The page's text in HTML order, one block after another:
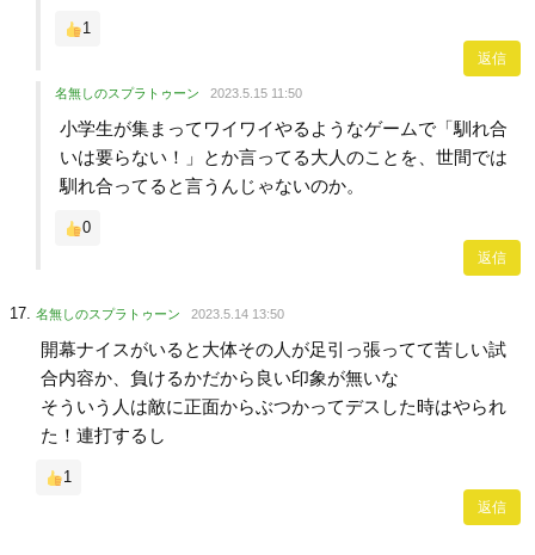
1
返信
名無しのスプラトゥーン 2023.5.15 11:50
小学生が集まってワイワイやるようなゲームで「馴れ合
いは要らない！」とか言ってる大人のことを、世間では
馴れ合ってると言うんじゃないのか。
0
返信
名無しのスプラトゥーン 2023.5.14 13:50
開幕ナイスがいると大体その人が足引っ張ってて苦しい試
合内容か、負けるかだから良い印象が無いな
そういう人は敵に正面からぶつかってデスした時はやられ
た！連打するし
1
返信